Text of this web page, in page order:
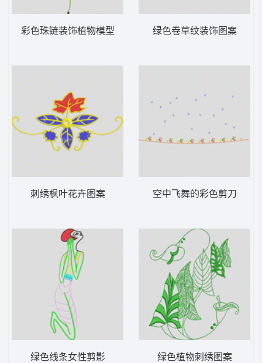
彩色珠链装饰植物模型
刺绣枫叶花卉图案
绿色线条女性剪影
绿色卷草纹装饰图案
空中飞舞的彩色剪刀
绿色植物刺绣图案